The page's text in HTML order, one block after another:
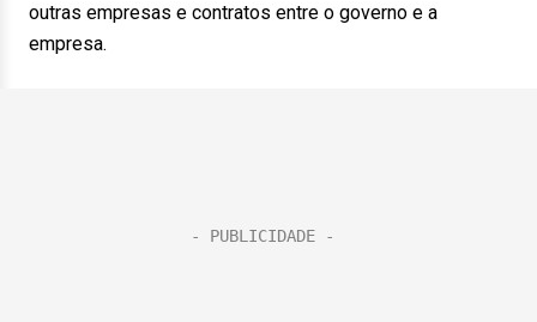
outras empresas e contratos entre o governo e a
empresa.